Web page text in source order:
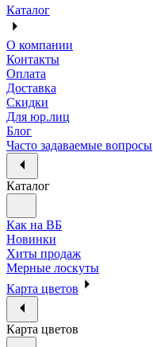
Каталог
О компании
Контакты
Оплата
Доставка
Скидки
Для юр.лиц
Блог
Часто задаваемые вопросы
Каталог
Как на ВБ
Новинки
Хиты продаж
Мерные лоскуты
Карта цветов
Карта цветов